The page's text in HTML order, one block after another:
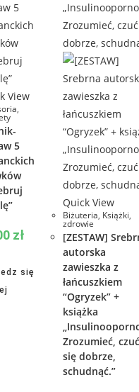
View
,
5
zł
się
Quick View
Biżuteria, Książki,
zdrowie
[ZESTAW]
autorska
zawieszka z
łańcuszkiem
“Ogryzek” +
książka
Zrozumieć, czuć
się dobrze,
schudnąć.”